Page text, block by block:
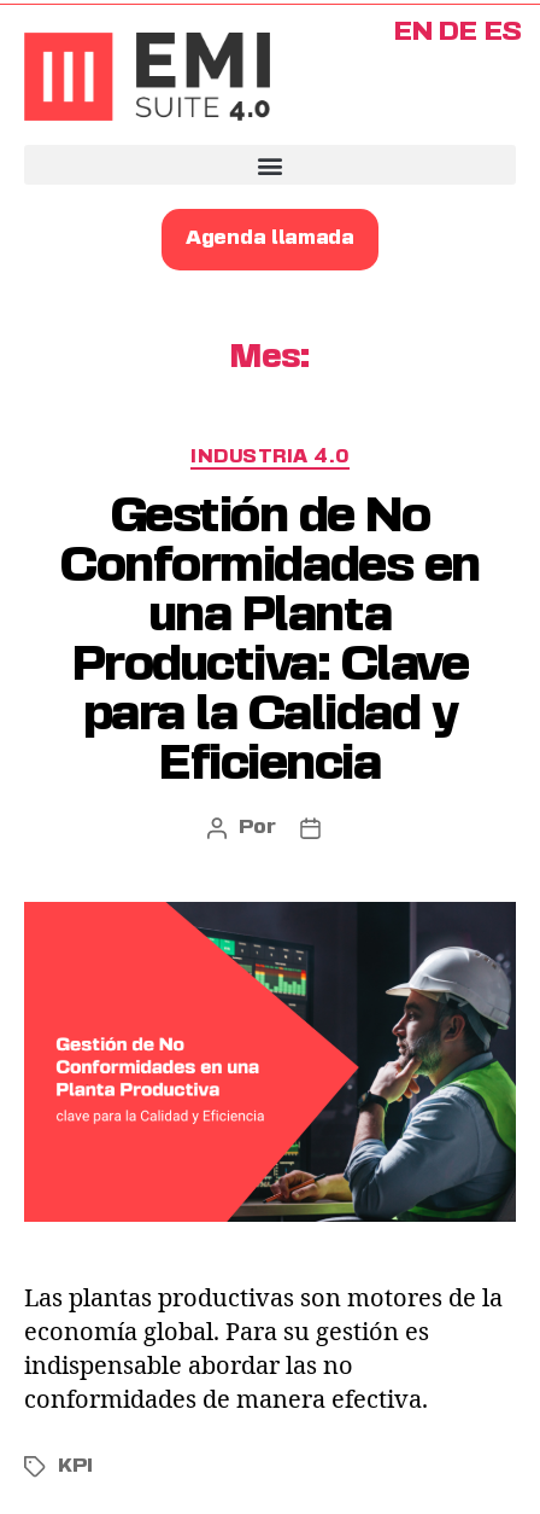
Agenda llamada
Mes:
INDUSTRIA 4.0
Gestión de No
Conformidades en
una Planta
Productiva: Clave
para la Calidad y
Eficiencia
Por
Las plantas productivas son motores de la
economía global. Para su gestión es
indispensable abordar las no
conformidades de manera efectiva.
KPI
EN DE ES